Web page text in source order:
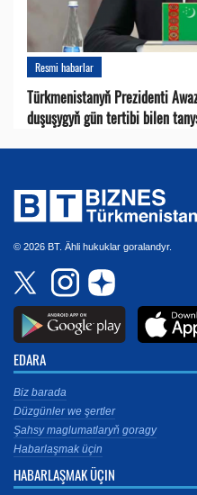
Resmi habarlar
Türkmenistanyň Prezidenti
duşuşygyň gün tertibi bilen
© 2026 BT. Ähli hukuklar goralandyr.
EDARA
Biz barada
Düzgünler we şertler
Şahsy maglumatlaryň goragy
Habarlaşmak üçin
HABARLAŞMAK ÜÇIN